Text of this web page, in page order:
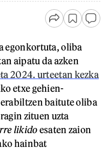
egonkortuta, oliba
aipatu da azken
2024. urteetan kezka
etxe gehien-
baitute oliba
zituen uzta
likidoesaten zaion
hainbat